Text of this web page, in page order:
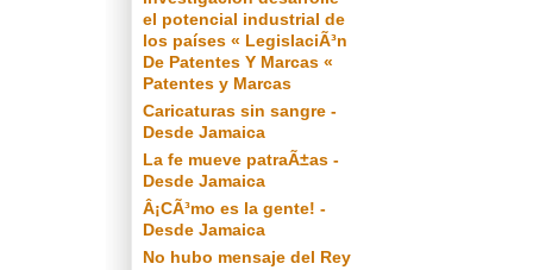
el potencial industrial de
los países « LegislaciÃ³n
De Patentes Y Marcas «
Patentes y Marcas
Caricaturas sin sangre -
Desde Jamaica
La fe mueve patraÃ±as -
Desde Jamaica
Â¡CÃ³mo es la gente! -
Desde Jamaica
No hubo mensaje del Rey